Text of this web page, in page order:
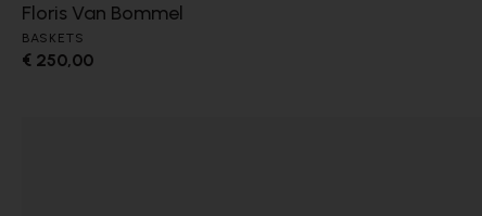
Floris Van Bommel
BASKETS
€ 250,00